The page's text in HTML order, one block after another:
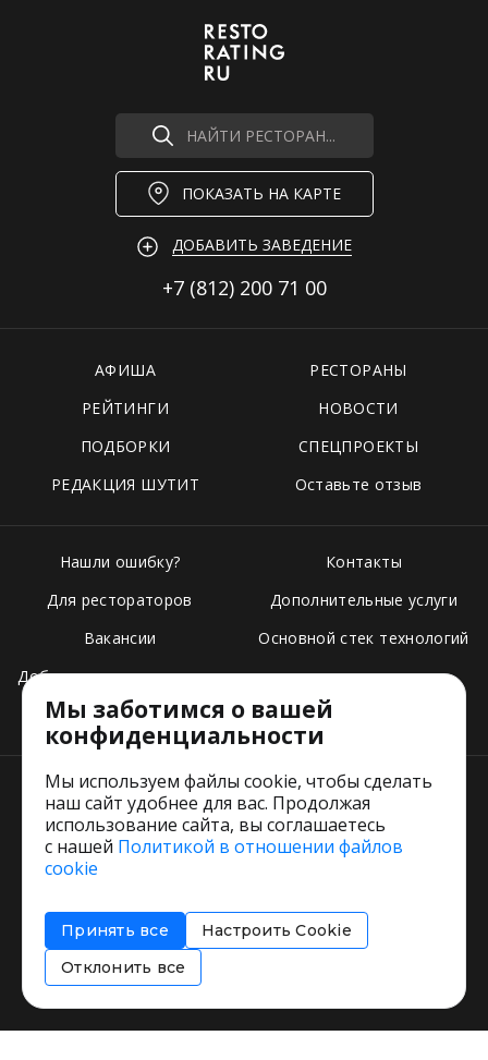
НАЙТИ РЕСТОРАН...
ПОКАЗАТЬ НА КАРТЕ
ДОБАВИТЬ ЗАВЕДЕНИЕ
+7 (812) 200 71 00
АФИША
РЕСТОРАНЫ
РЕЙТИНГИ
НОВОСТИ
ПОДБОРКИ
СПЕЦПРОЕКТЫ
РЕДАКЦИЯ ШУТИТ
Оставьте отзыв
Нашли ошибку?
Для рестораторов
Вакансии
Добавить свое заведение
Тарифы
Контакты
Дополнительные услуги
Основной стек технологий
Пользовательское соглашение
Согласие на обработку персональных данных
Соглашение об информировании
Политика использования cookies
Мы заботимся о вашей
конфиденциальности
Мы используем файлы cookie, чтобы сделать
наш сайт удобнее для вас. Продолжая
использование сайта, вы соглашаетесь
с нашей Политикой в отношении файлов
cookie
Принять все
Настроить Cookie
Отклонить все